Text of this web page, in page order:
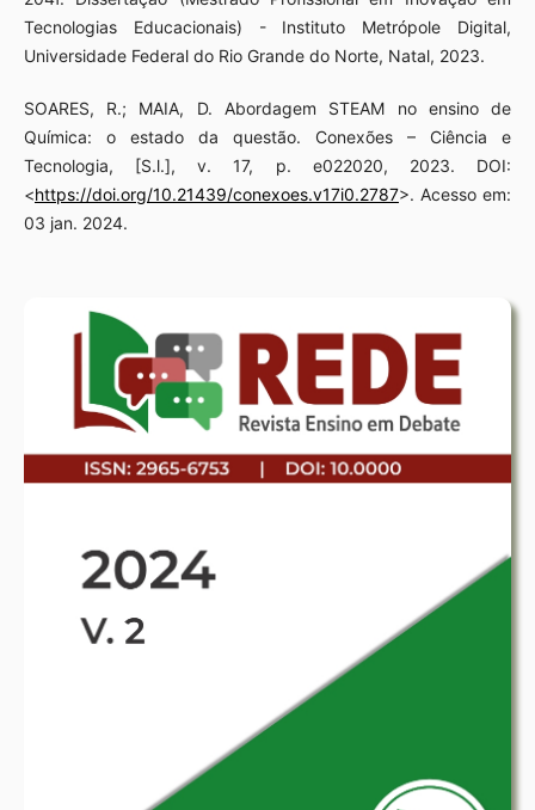
Tecnologias Educacionais) - Instituto Metrópole Digital,
Universidade Federal do Rio Grande do Norte, Natal, 2023.
SOARES, R.; MAIA, D. Abordagem STEAM no ensino de
Química: o estado da questão. Conexões – Ciência e
Tecnologia, [S.l.], v. 17, p. e022020, 2023. DOI:
<https://doi.org/10.21439/conexoes.v17i0.2787>. Acesso em:
03 jan. 2024.